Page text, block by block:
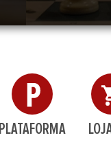
PLATAFORMA